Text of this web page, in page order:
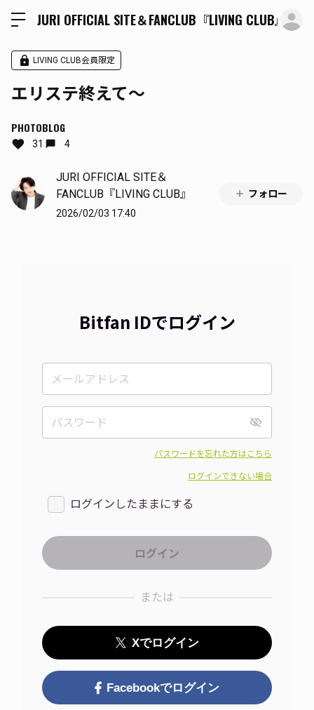
JURI OFFICIAL SITE＆FANCLUB『LIVING CLUB』
LIVING CLUB会員限定
エリステ終えて〜
PHOTOBLOG
31 4
JURI OFFICIAL SITE＆
FANCLUB『LIVING CLUB』
2026/02/03 17:40
フォロー
Bitfan IDでログイン
パスワードを忘れた方はこちら
ログインできない場合
ログインしたままにする
または
Xでログイン
Facebookでログイン